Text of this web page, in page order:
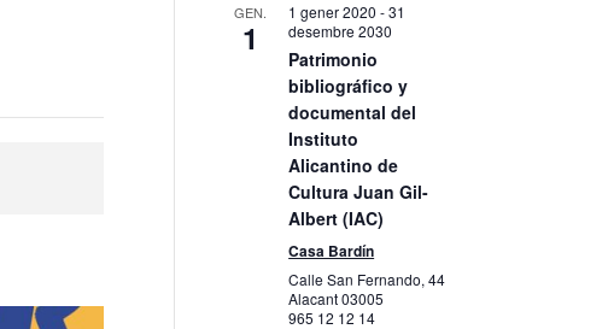
GEN.
1
1 gener 2020 -31
desembre 2030
Patrimonio
bibliográfico y
documental del
Instituto
Alicantino de
Cultura Juan Gil-
Albert (IAC)
Casa Bardín
Calle San Fernando, 44
Alacant03005
965 12 12 14